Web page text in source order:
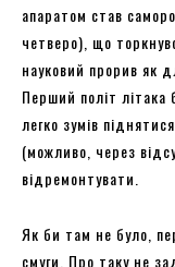
апаратом став
четверо), що
науковий прорив як
Перший політ літака
легко зумів
(можливо, через
відремонтувати.
Як би там не було,
смуги. Про таку не